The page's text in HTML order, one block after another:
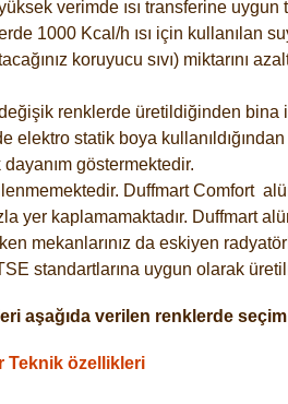
verimde ısı transferine uygun
1000 Kcal/h ısı için kullanılan
koruyucu sıvı) miktarını
renklerde üretildiğinden
elektro statik boya
göstermektedir.
DuffmartComfort
yer kaplamamaktadır. Duffmart
mekanlarınız da eskiyen
standartlarına uygun olarak
aşağıda verilen renklerde
Teknik özellikleri